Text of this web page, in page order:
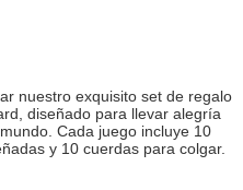
nuestro exquisito set de regalo
diseñado para llevar alegría
Cada juego incluye 10
y 10 cuerdas para colgar.